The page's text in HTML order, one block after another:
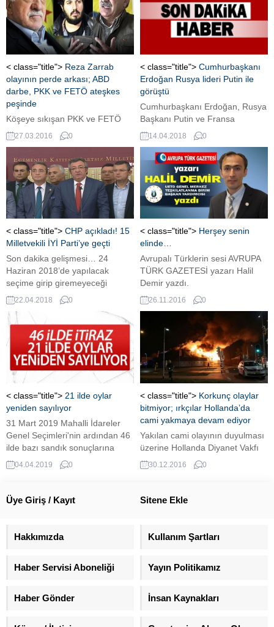
< class="title"> Reza Zarrab
olayının perde arkası; ABD
darbe, PKK ve FETÖ ateşkes
peşinde
Köşeye sıkışan PKK ve FETÖ
uzlaşma arayışında. ABD ve AB
de F tipi örgütü ve PKK’yı
korumak için harekete geçti.
Reza Zarrab’ın ABD’de gözaltına
alınması da bu kapsamda
değerlendiriliyor.
27.03.2016 0
< class="title"> Cumhurbaşkanı
Erdoğan Rusya lideri Putin ile
görüştü
Cumhurbaşkanı Erdoğan, Rusya
Başkanı Putin ve Fransa
Cumhurbaşkanı Emmanuel
Macron ile telefon görüşmesi
gerçekleştirdi. Erdoğan, Putin ile
yaptığı görüşmede gerilimin
daha fazla tırmandırılmaması
gerektiğini vurguladı.
Cumhurbaşkanı Recep Tayyip
Erdoğan ile Rusya Federasyonu
Başkanı Vladimir Putin, telefonda
görüştü. Cumhurbaşkanlığı
kaynaklarından edinilen bilgiye
göre görüşmede, ABD, İngiltere
ve Fransa’nın Suriye rejimine
yönelik...
14.04.2018 0
< class="title"> CHP açıkladı! 15
Milletvekili İYİ Parti’ye geçti
Son dakika gelişmesi… 24
Haziran 2018’de yapılacak
seçime girip giremeyeceği
tartışılan İYİ Parti B planını
devreye soktu. CHP’li 15
milletvekili istifa ederek İYİ
Parti’ye katılacak. Bu hamleyle
İYİ Parti’nin Meclis’te grup
kurarak seçime girmesi sağlandı.
CHP’li Altay yaptığı açıklamada
istifa eden milletvekillerini
duyurdu. Parti sözcüsü Tezcan
ise, “Seçimde yarışları ortadan...
22.04.2018 0
< class="title"> Herşey senin
elinde…
Avrupalı Türklerin sesi AVRUPA
TÜRK GAZETESİ yazarı Halil
Demir yazdı.
26.11.2016 0
< class="title"> 21 ilde oylar
yeniden sayılıyor
31 Mart 2019 Mahalli İdareler
Genel Seçimleri'nin ardından 46
ilde bazı sandık sonuçlarına
itirazda bulunulurken, 21 ilde
oyların yeniden sayılması kararı
04.04.2019 0
< class="title"> Korkunç olaylar
bitmiyor; ırkçılar Hollanda’da
cami yakmaya devam ediyor
Yakılan cami olayının duyulması
üzerine Hollanda Diyanet Vakfı
(HDV) şu açıklamayı yaptı:
30.12.2016 0
Üye Giriş / Kayıt Sitene Ekle
Hakkımızda Kullanım Şartları
Haber Servisi Aboneliği Yayın Politikamız
Haber Gönder İnsan Kaynakları